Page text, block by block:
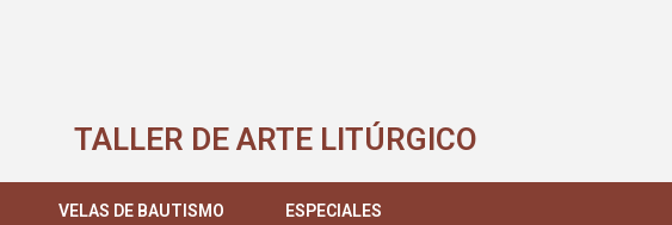
TALLER DE ARTE LITÚRGICO
VELAS DE BAUTISMO ESPECIALES